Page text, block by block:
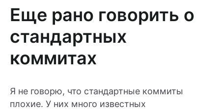
Еще рано говорить о
стандартных
коммитах
Я не говорю, что стандартные коммиты
плохие. У них много известных